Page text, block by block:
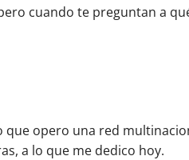
cuando te preguntan a
que opero una red
a lo que me dedico hoy.